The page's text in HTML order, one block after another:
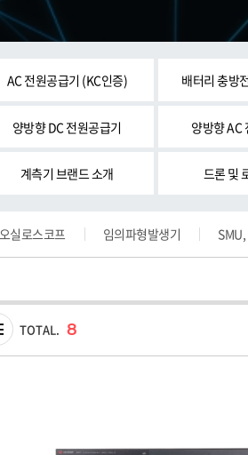
AC 전원공급기 (KC인증) 배터리 충방
양방향 DC 전원공급기 양방향 AC
계측기 브랜드 소개 드론 및
오실로스코프 임의파형발생기
TOTAL. 8